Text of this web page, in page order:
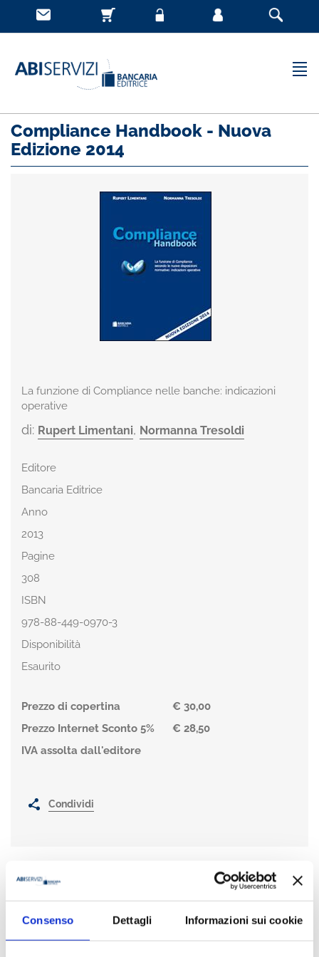
Consenso Dettagli Informazioni sui cookie
Compliance Handbook - Nuova
Edizione 2014
La funzione di Compliance nelle banche: indicazioni
operative
di: Rupert Limentani, Normanna Tresoldi
Editore
Bancaria Editrice
Anno
2013
Pagine
308
ISBN
978-88-449-0970-3
Disponibilità
Esaurito
Prezzo di copertina
€ 30,00
Prezzo Internet Sconto 5%
€ 28,50
IVA assolta dall'editore
Condividi
Tra le tante misure precauzionali adottate dalle banche, anche